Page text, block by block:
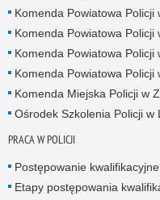
Komenda Powiatowa Policji
Komenda Powiatowa Policji
Komenda Powiatowa Policji
Komenda Powiatowa Policji
Komenda Miejska Policji w
Ośrodek Szkolenia Policji w
PRACA W POLICJI
Postępowanie kwalifikacyjne
Etapy postępowania